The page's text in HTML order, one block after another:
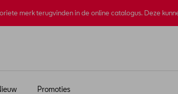
merk terugvinden in de online catalogus. Deze
Promoties